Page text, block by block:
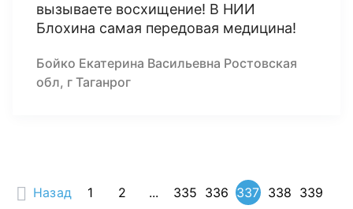
вызываете восхищение! В НИИ
Блохина самая передовая медицина!
Бойко Екатерина Васильевна Ростовская
обл, г Таганрог
Назад 1 2 ... 335 336 337 338 339